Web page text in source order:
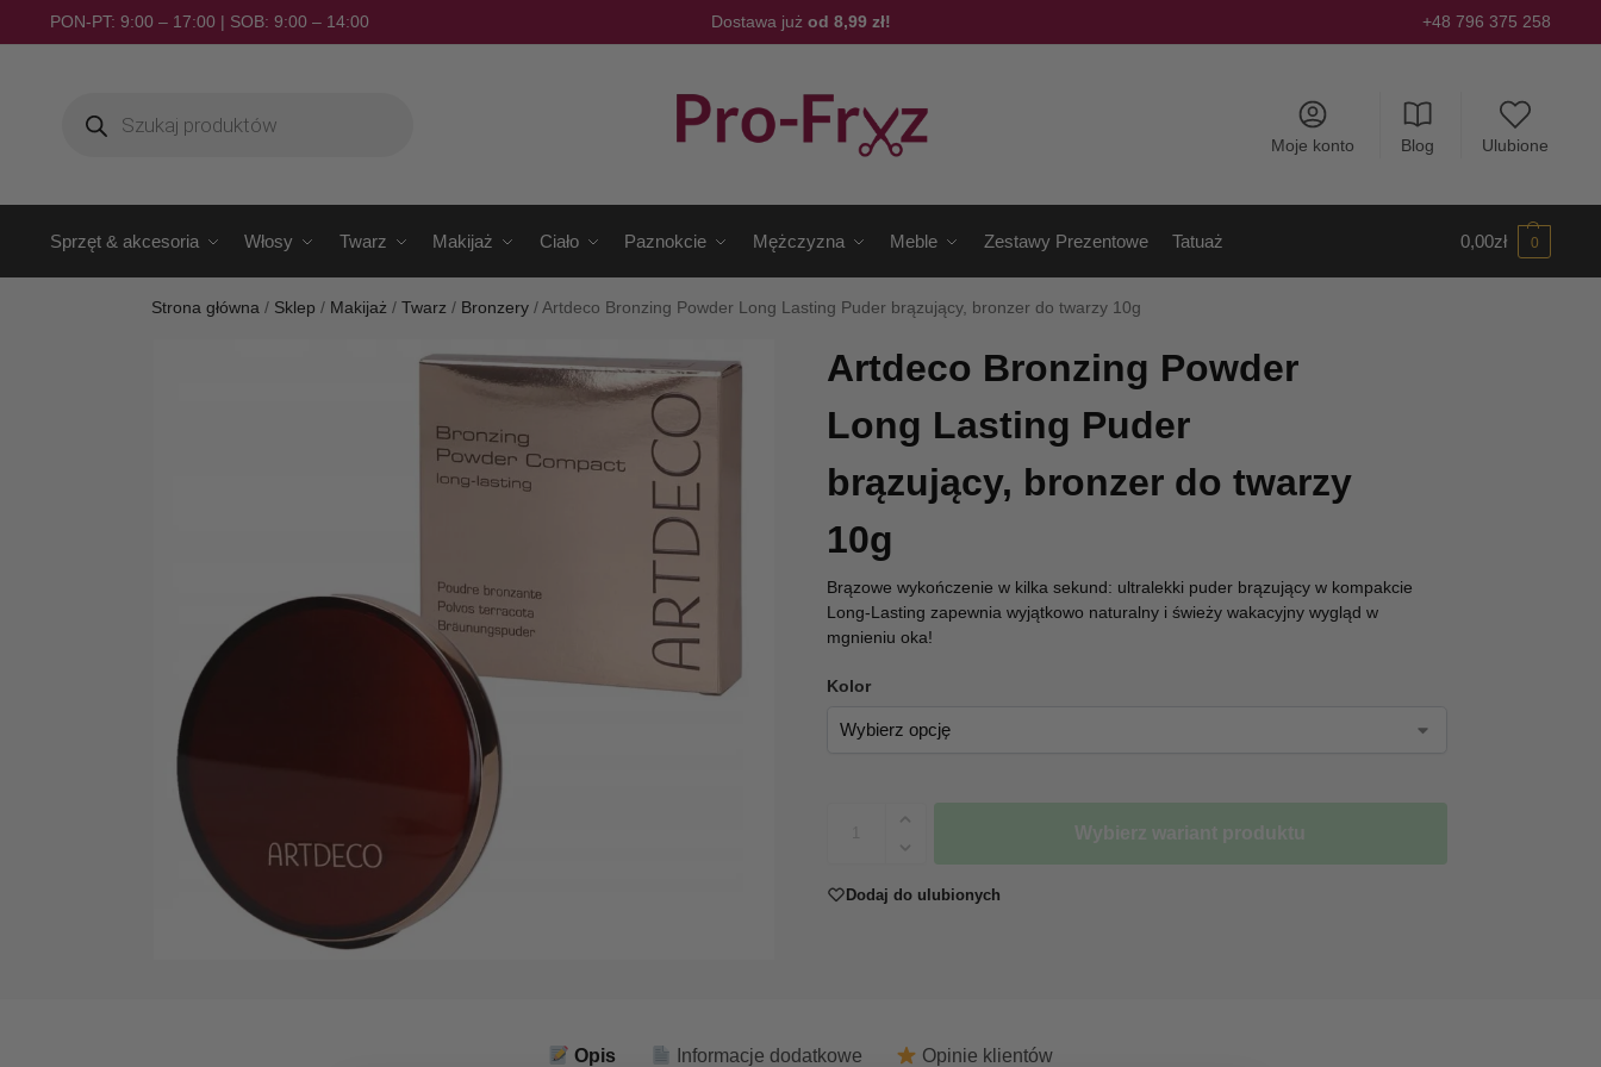
PON-PT: 9:00 – 17:00 | SOB: 9:00 – 14:00 Dostawa już od 8,99 zł! +48 796 375 258
Moje konto Blog Ulubione
Sprzęt & akcesoria Włosy Twarz Makijaż Ciało Paznokcie Mężczyzna Meble Zestawy Prezentowe Tatuaż 0,00zł 0
Strona główna / Sklep / Makijaż /Twarz / Bronzery /Artdeco Bronzing Powder Long Lasting Puder brązujący, bronzer do twarzy 10g
Artdeco Bronzing Powder
Long Lasting Puder
brązujący, bronzer do twarzy
10g
Brązowe wykończenie w kilka sekund: ultralekki puder brązujący w kompakcie
Long-Lasting zapewnia wyjątkowo naturalny i świeży wakacyjny wygląd w
mgnieniu oka!
Kolor
Wybierz wariant produktu
Dodaj do ulubionych
Opis Informacje dodatkowe Opinie klientów